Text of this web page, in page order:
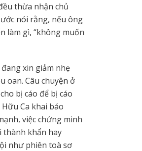
thừa nhận chủ
nói rằng, nếu ông
làm gì, “không muốn
đang xin giảm nhẹ
oan. Câu chuyện ở
bị cáo để bị cáo
Ca khai báo
việc chứng minh
thành khẩn hay
như phiên toà sơ